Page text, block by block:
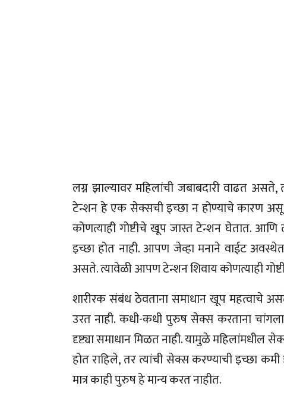
लग्न झाल्यावर महिलांची जबाबदारी वाढत
टेन्शन हे एक सेक्सची इच्छा न होण्याचे कारण
कोणत्याही गोष्टीचे खूप जास्त टेन्शन घेतात.
इच्छा होत नाही. आपण जेव्हा मनाने वाईट
असते. त्यावेळी आपण टेन्शन शिवाय कोणत्याही
शारीरक संबंध ठेवताना समाधान खूप महत्वाचे
उरत नाही. कधी-कधी पुरुष सेक्स करताना
दृष्ट्या समाधान मिळत नाही. यामुळे
होत राहिले, तर त्यांची सेक्स करण्याची इच्छा
मात्र काही पुरुष हे मान्य करत नाहीत.